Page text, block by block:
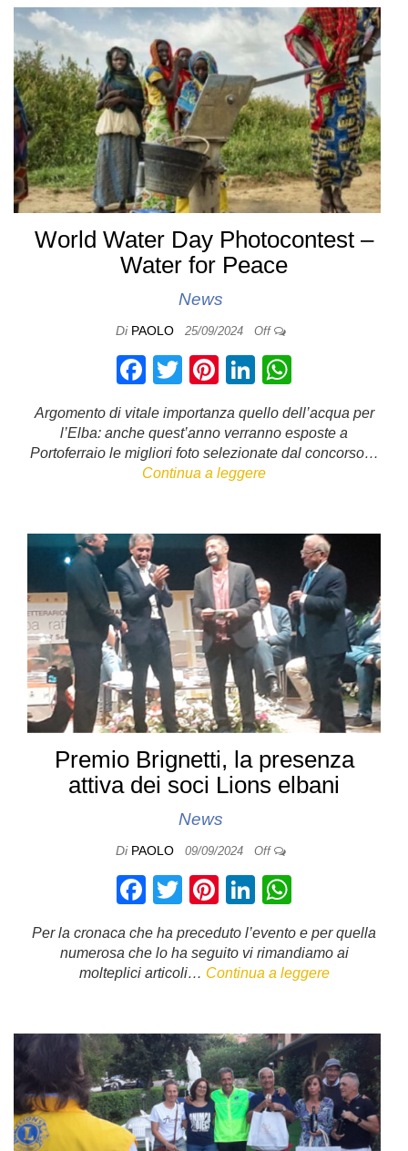
o
o
k
n
p
p
World Water Day Photocontest –
Water for Peace
News
Di PAOLO 25/09/2024 Off
F
a
c
e
b
o
k
T
wi
tt
er
Pi
er
e
st
Li
n
k
e
dI
h
at
s
p
Argomento di vitale importanza quello dell’acqua per
l’Elba: anche quest’anno verranno esposte a
Portoferraio le migliori foto selezionate dal concorso…
Continua a leggere
Premio Brignetti, la presenza
attiva dei soci Lions elbani
News
Di PAOLO 09/09/2024 Off
F
a
c
e
o
o
k
T
tt
er
Pi
nt
er
e
Li
k
e
n
at
s
p
p
Per la cronaca che ha preceduto l’evento e per quella
numerosa che lo ha seguito vi rimandiamo ai
molteplici articoli… Continua a leggere